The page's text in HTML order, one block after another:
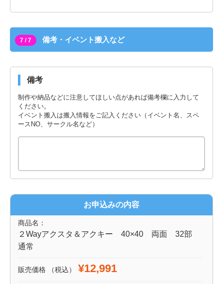
7 / 7 備考・イベント搬入など
備考
制作や納品などに注意してほしい点があれば備考欄に入力して
ください。
イベント搬入は搬入情報をご記入ください（イベント名、スペ
ースNO、サークル名など）
お申込みの内容
商品名：
２Wayアクスタ＆アクキー 40×40 両面 32部
通常
販売価格 （税込） ¥12,991